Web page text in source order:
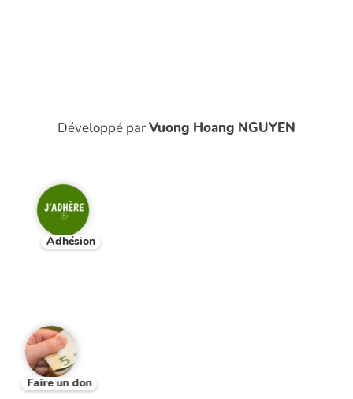
Développé parVuong Hoang NGUYEN
Adhésion
Faire un don